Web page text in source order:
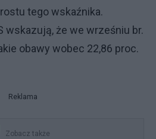
tego wskaźnika.
wskazują, że we wrześniu br.
obawy wobec 22,86 proc.
Reklama
Zobacz także